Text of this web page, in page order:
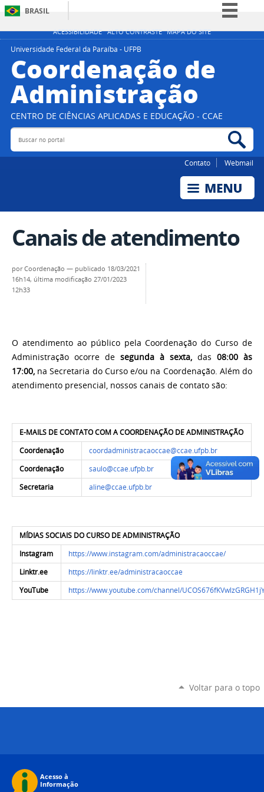
ACESSIBILIDADE ALTO CONTRASTE MAPA DO SITE
BRASIL
Simplifique!
Participe
Acesso à informação
Legislação
Canais
Universidade Federal da Paraíba - UFPB
Coordenação de
Administração
CENTRO DE CIÊNCIAS APLICADAS E EDUCAÇÃO - CCAE
Buscar no portal
Contato Webmail
Canais de atendimento
porCoordenação — publicado 18/03/2021
16h14, última modificação 27/01/2023
12h33
O atendimento ao público pela Coordenação do Curso de
Administração ocorre de segunda à sexta, das 08:00 às
17:00, na Secretaria do Curso e/ou na Coordenação. Além do
atendimento presencial, nossos canais de contato são:
E-MAILS DE CONTATO COM A COORDENAÇÃO DE ADMINISTRAÇÃO
Coordenação
coordadministracaoccae@ccae.ufpb.br
Coordenação
saulo@ccae.ufpb.br
Secretaria
aline@ccae.ufpb.br
MÍDIAS SOCIAIS DO CURSO DE ADMINISTRAÇÃO
Instagram
https://www.instagram.com/administracaoccae/
Linktr.ee
https://linktr.ee/administracaoccae
YouTube
https://www.youtube.com/channel/
Voltar para o topo